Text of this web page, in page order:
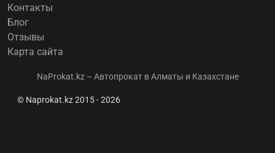
Контакты
Блог
Отзывы
Карта сайта
NaProkat.kz – Автопрокат в Алматы и Казахстане
© Naprokat.kz 2015 - 2026